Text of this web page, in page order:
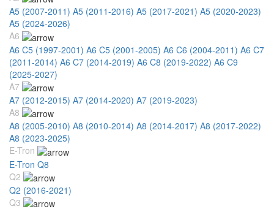
A5 (2007-2011) A5 (2011-2016) A5 (2017-2021) A5 (2020-2023)
A5 (2024-2026)
A6
A6 C5 (1997-2001) A6 C5 (2001-2005) A6 C6 (2004-2011) A6 C7
(2011-2014) A6 C7 (2014-2019) A6 C8 (2019-2022) A6 C9
(2025-2027)
A7
A7 (2012-2015) A7 (2014-2020) A7 (2019-2023)
A8
A8 (2005-2010) A8 (2010-2014) A8 (2014-2017) A8 (2017-2022)
A8 (2023-2025)
E-Tron
E-Tron Q8
Q2
Q2 (2016-2021)
Q3